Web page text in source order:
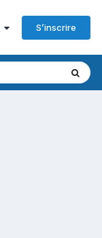
S’inscrire